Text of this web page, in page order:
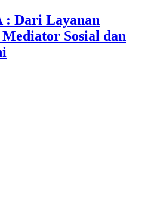
: Dari Layanan
Sosial dan